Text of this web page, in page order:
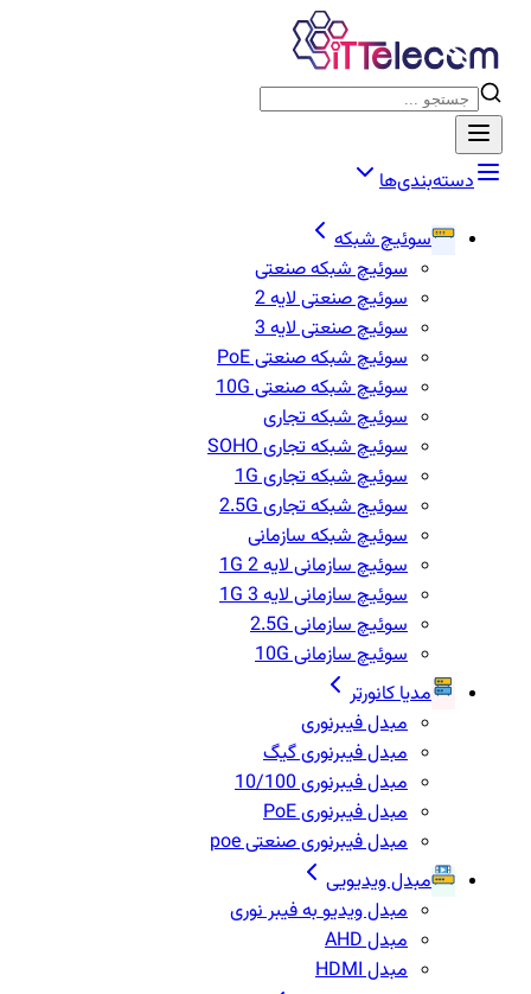
دسته‌بندی‌ها
سوئیچ شبکه
سوئیچ شبکه صنعتی
سوئیچ صنعتی لایه 2
سوئیچ صنعتی لایه 3
سوئیچ شبکه صنعتی PoE
سوئیچ شبکه صنعتی 10G
سوئیچ شبکه تجاری
سوئیچ شبکه تجاری SOHO
سوئیچ شبکه تجاری 1G
سوئیج شبکه تجاری 2.5G
سوئیچ شبکه سازمانی
سوئیچ سازمانی لایه 2 1G
سوئیچ سازمانی لایه 3 1G
سوئیچ سازمانی 2.5G
سوئیچ سازمانی 10G
مدیا کانورتر
مبدل فیبرنوری
مبدل فیبرنوری گیگ
مبدل فیبرنوری 10/100
مبدل فیبرنوری PoE
مبدل فیبرنوری صنعتی poe
مبدل ویدیویی
مبدل ویدیو به فیبر نوری
مبدل AHD
مبدل HDMI